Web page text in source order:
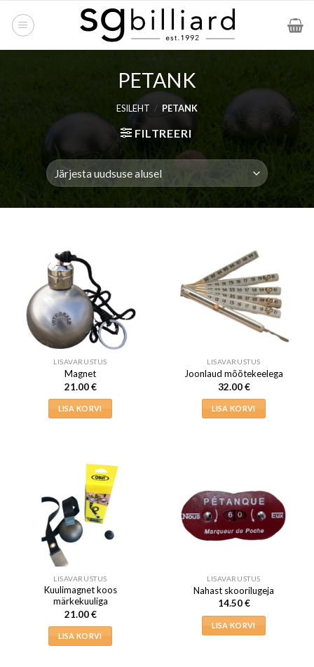
PETANK
ESILEHT / PETANK
FILTREERI
LISAVARUSTUS
Magnet
21.00€
LISA KORVI
LISAVARUSTUS
Joonlaud mõõtekeelega
32.00€
LISA KORVI
LISAVARUSTUS
Kuulimagnet koos
märkekuuliga
21.00€
LISA KORVI
LISAVARUSTUS
Nahast skoorilugeja
14.50€
LISA KORVI